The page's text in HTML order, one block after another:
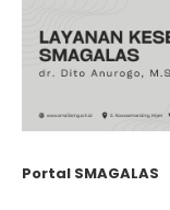
Portal SMAGALAS